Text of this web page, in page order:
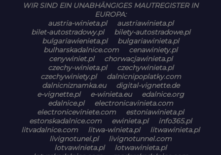
WIR SIND EIN UNABHÄNGIGES MAUTREGISTER IN
EUROPA:
austria-winieta.pl
austriawinieta.pl
bilet-autostradowy.pl
bilety-autostradowe.pl
bulgariawienieta.pl
bulgariawinieta.pl
bulharskadalnice.com
cenawiniety.pl
cenywiniet.pl
chorwacjawinieta.pl
czechy-winieta.pl
czechywinieta.pl
czechywiniety.pl
dalnicnipoplatky.com
dalnicniznamka.eu
digital-vignette.de
e-vignette.pl
e-winieta.eu
edalnice.org
edalnice.pl
electronicavinieta.com
electroniceviniete.com
estoniawinieta.pl
estonskadalnice.com
ewinieta.pl
info365.pl
litvadalnice.com
litwa-winieta.pl
litwawinieta.pl
livignotunel.pl
livignotunnel.com
lotvawinieta.pl
lotwawinieta.pl